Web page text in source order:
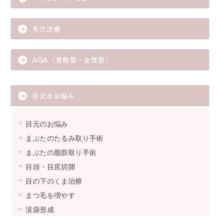
毛穴治療
AGA（男性型・女性型）
目元のお悩み
目元のお悩み
まぶたのたるみ取り手術
まぶたの脂肪取り手術
目頭・目尻切開
目の下のくま治療
まつ毛を増やす
涙袋形成